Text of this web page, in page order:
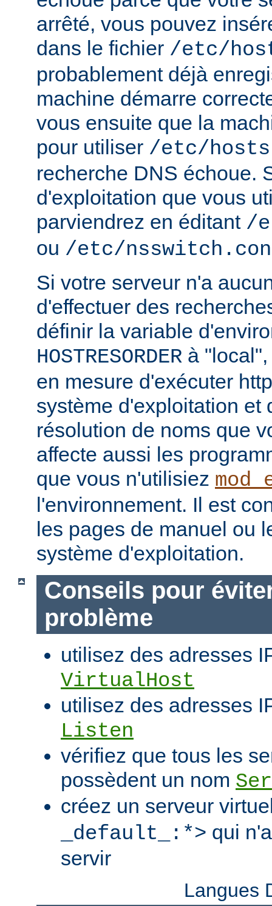
arrêté, vous pouvez
dans le fichier /etc/
probablement déjà
machine démarre
vous ensuite que la
pour utiliser /etc/hosts
recherche DNS échoue.
d'exploitation que vous
parviendrez en éditant /
ou /etc/
Si votre serveur n'a
d'effectuer des
définir la variable
HOSTRESORDER à
en mesure d'exécuter
système d'exploitation et
résolution de noms que
affecte aussi les
que vous n'utilisiez
l'environnement. Il est
les pages de manuel ou
système d'exploitation.
Conseils pour
problème
utilisez des adresses
VirtualHost
utilisez des adresses
Listen
vérifiez que tous les
possèdent un nom
créez un serveur
_default_:*> qui
servir
Langues